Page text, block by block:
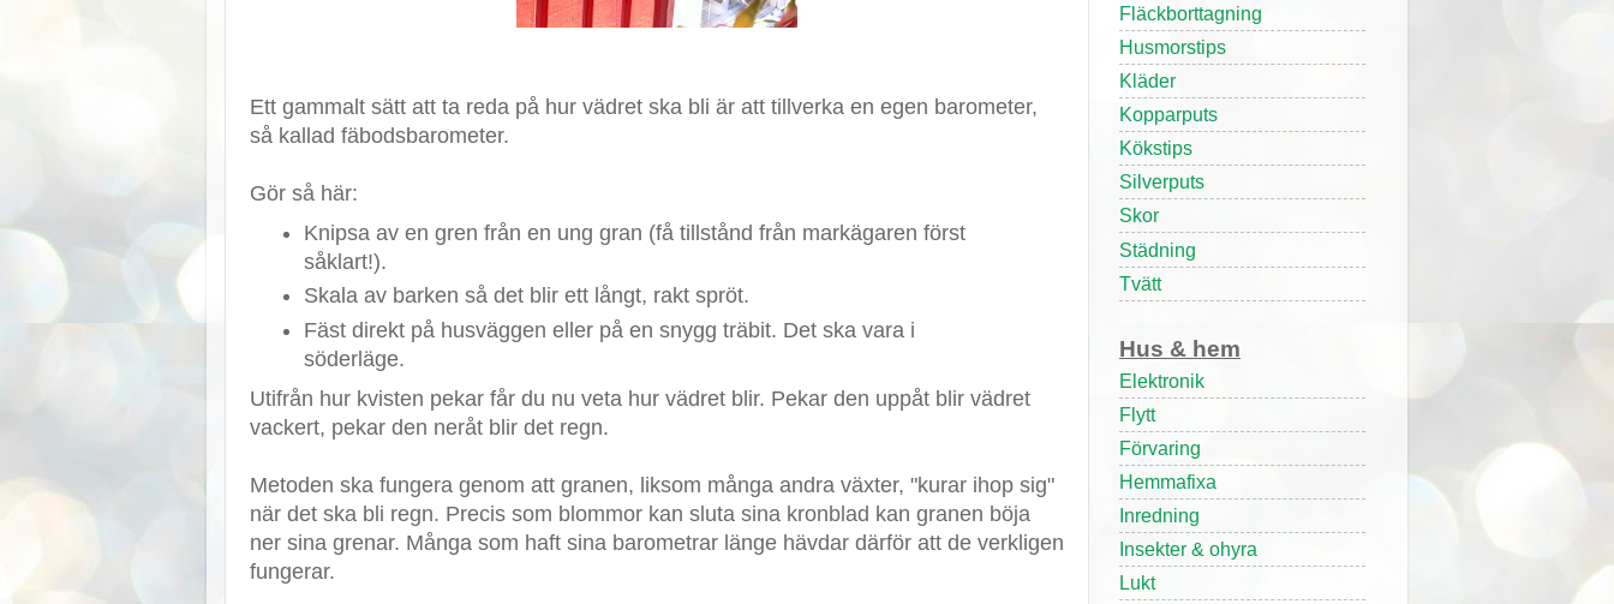
Ett gammalt sätt att ta reda på hur vädret ska bli är att tillverka en egen barometer,
så kallad fäbodsbarometer.
Gör så här:
Knipsa av en gren från en ung gran (få tillstånd från markägaren först
såklart!).
Skala av barken så det blir ett långt, rakt spröt.
Fäst direkt på husväggen eller på en snygg träbit. Det ska vara i
söderläge.
Utifrån hur kvisten pekar får du nu veta hur vädret blir. Pekar den uppåt blir vädret
vackert, pekar den neråt blir det regn.
Metoden ska fungera genom att granen, liksom många andra växter, "kurar ihop sig"
när det ska bli regn. Precis som blommor kan sluta sina kronblad kan granen böja
ner sina grenar. Många som haft sina barometrar länge hävdar därför att de verkligen
fungerar.
Fläckborttagning
Husmorstips
Kläder
Kopparputs
Kökstips
Silverputs
Skor
Städning
Tvätt
Hus & hem
Elektronik
Flytt
Förvaring
Hemmafixa
Inredning
Insekter & ohyra
Lukt